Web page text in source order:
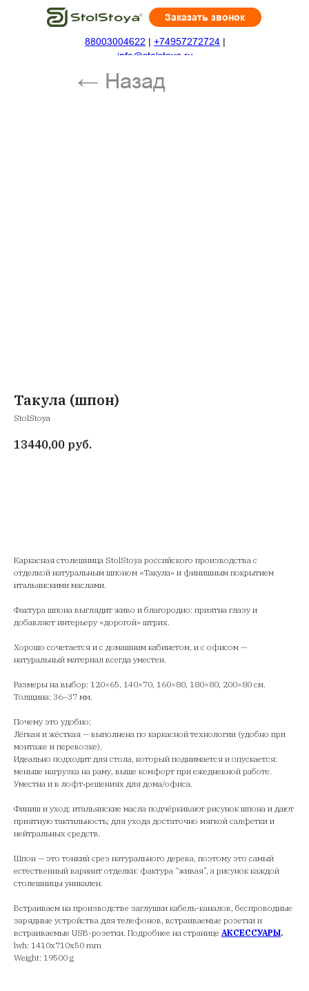
88003004622 | +74957272724 |
info@stolstoya.ru
Заказать звонок
← Назад
Такула (шпон)
StolStoya
13440,00 руб.
Каркасная столешница StolStoya российского производства с
отделкой натуральным шпоном «Такула» и финишным покрытием
итальянскими маслами.
Фактура шпона выглядит живо и благородно: приятна глазу и
добавляет интерьеру «дорогой» штрих.
Хорошо сочетается и с домашним кабинетом, и с офисом —
натуральный материал всегда уместен.
Размеры на выбор: 120×65, 140×70, 160×80, 180×80, 200×80 см.
Толщина: 36–37 мм.
Почему это удобно:
Лёгкая и жёсткая — выполнена по каркасной технологии (удобно при
монтаже и перевозке).
Идеально подходит для стола, который поднимается и опускается:
меньше нагрузка на раму, выше комфорт при ежедневной работе.
Уместна и в лофт‑решениях для дома/офиса.
Финиш и уход: итальянские масла подчёркивают рисунок шпона и дают
приятную тактильность; для ухода достаточно мягкой салфетки и
нейтральных средств.
Шпон — это тонкий срез натурального дерева, поэтому это самый
естественный вариант отделки: фактура “живая”, а рисунок каждой
столешницы уникален.
Встраиваем на производстве заглушки кабель-каналов, беспроводные
зарядные устройства для телефонов, встраиваемые розетки и
встраиваемые USB-розетки. Подробнее на странице АКСЕССУАРЫ.
lwh: 1410x710x50 mm
Weight: 19500 g